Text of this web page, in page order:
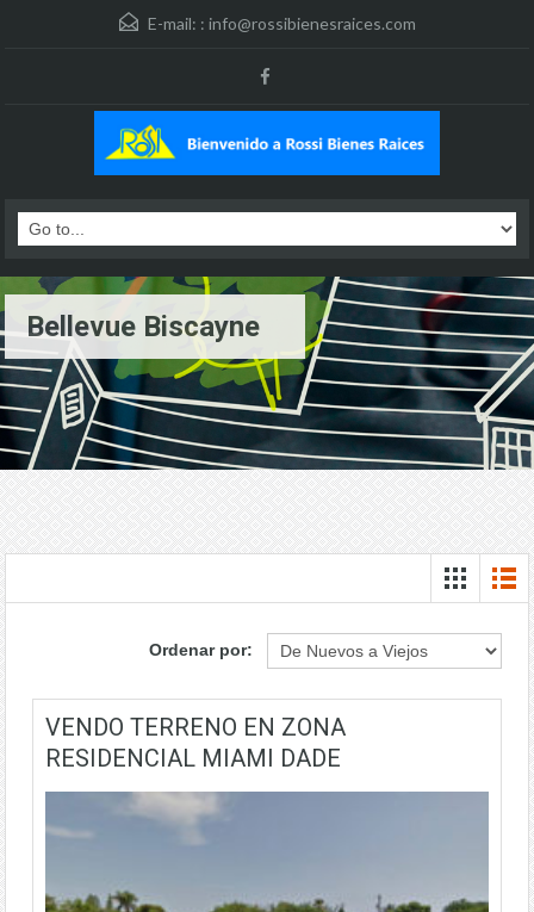
E-mail: : info@rossibienesraices.com
Bellevue Biscayne
Ordenar por:
VENDO TERRENO EN ZONA
RESIDENCIAL MIAMI DADE